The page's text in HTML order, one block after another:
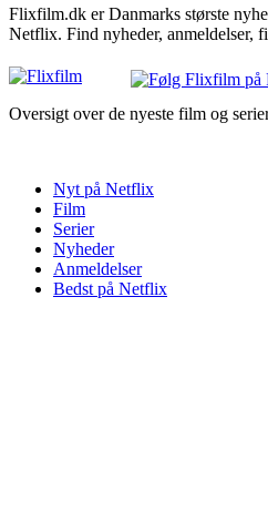
Flixfilm.dk er Danmarks største
Netflix. Find nyheder, anmeldelser,
Oversigt over de nyeste film og
Nyt på Netflix
Film
Serier
Nyheder
Anmeldelser
Bedst på Netflix